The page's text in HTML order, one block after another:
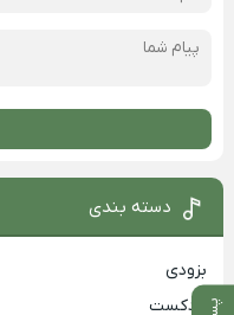
دسته بندی
بزودی
پادکست